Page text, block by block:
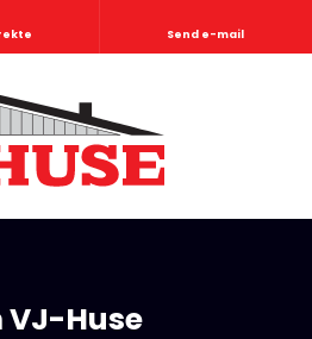
Send e-mail
VJ-Huse​